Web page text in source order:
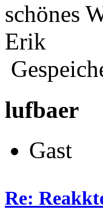
schönes
Erik
lufbaer
Gast
Re: